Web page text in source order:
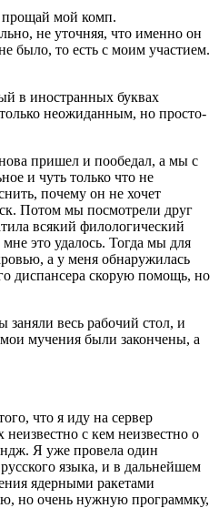
прощай мой комп.
не уточняя, что именно он
было, то есть с моим участием.
в иностранных буквах
неожиданным, но просто-
пришел и пообедал, а мы с
и чуть только что не
почему он не хочет
Потом мы посмотрели друг
всякий филологический
это удалось. Тогда мы для
а у меня обнаружилась
диспансера скорую помощь, но
весь рабочий стол, и
мои мучения были закончены, а
что я иду на сервер
с кем неизвестно о
Я уже провела один
языка, и в дальнейшем
ядерными ракетами
но очень нужную программку,